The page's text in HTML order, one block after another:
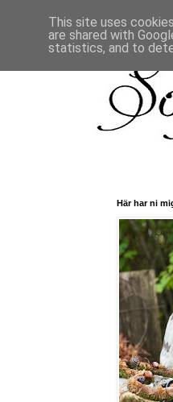
Här har ni
This site uses
are shared with
statistics, and to